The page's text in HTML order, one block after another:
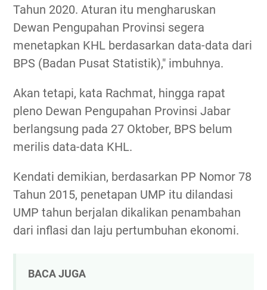
Tahun 2020. Aturan itu mengharuskan
Dewan Pengupahan Provinsi segera
menetapkan KHL berdasarkan data-data dari
BPS (Badan Pusat Statistik)," imbuhnya.
Akan tetapi, kata Rachmat, hingga rapat
pleno Dewan Pengupahan Provinsi Jabar
berlangsung pada 27 Oktober, BPS belum
merilis data-data KHL.
Kendati demikian, berdasarkan PP Nomor 78
Tahun 2015, penetapan UMP itu dilandasi
UMP tahun berjalan dikalikan penambahan
dari inflasi dan laju pertumbuhan ekonomi.
BACA JUGA